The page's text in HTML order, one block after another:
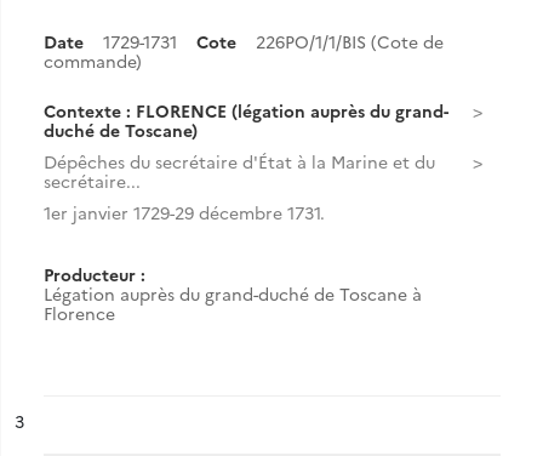
Date 1729-1731 Cote
226PO/1/1/BIS (Cote de
commande)
Contexte : FLORENCE (légation auprès du grand-
duché de Toscane)
Dépêches du secrétaire d'État à la Marine et du
secrétaire...
1er janvier 1729-29 décembre 1731.
Producteur :
Légation auprès du grand-duché de Toscane à
Florence
n°
3